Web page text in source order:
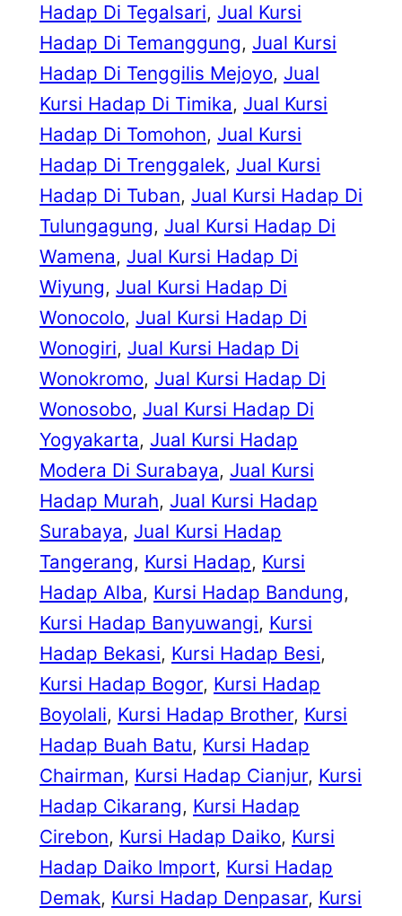
Hadap Di Tegalsari, Jual Kursi
Hadap Di Temanggung, Jual Kursi
Hadap Di Tenggilis Mejoyo, Jual
Kursi Hadap Di Timika, Jual Kursi
Hadap Di Tomohon, Jual Kursi
Hadap Di Trenggalek, Jual Kursi
Hadap Di Tuban, Jual Kursi Hadap Di
Tulungagung, Jual Kursi Hadap Di
Wamena, Jual Kursi Hadap Di
Wiyung, Jual Kursi Hadap Di
Wonocolo, Jual Kursi Hadap Di
Wonogiri, Jual Kursi Hadap Di
Wonokromo, Jual Kursi Hadap Di
Wonosobo, Jual Kursi Hadap Di
Yogyakarta, Jual Kursi Hadap
Modera Di Surabaya, Jual Kursi
Hadap Murah, Jual Kursi Hadap
Surabaya, Jual Kursi Hadap
Tangerang, Kursi Hadap, Kursi
Hadap Alba, Kursi Hadap Bandung
Kursi Hadap Banyuwangi, Kursi
Hadap Bekasi, Kursi Hadap Besi
Kursi Hadap Bogor, Kursi Hadap
Boyolali, Kursi Hadap Brother, Kursi
Hadap Buah Batu, Kursi Hadap
Chairman, Kursi Hadap Cianjur, Kursi
Hadap Cikarang, Kursi Hadap
Cirebon, Kursi Hadap Daiko, Kursi
Hadap Daiko Import, Kursi Hadap
Demak, Kursi Hadap Denpasar, Kursi